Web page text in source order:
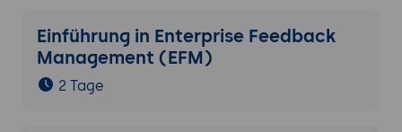
Einführung in Enterprise Feedback
Management (EFM)
2 Tage